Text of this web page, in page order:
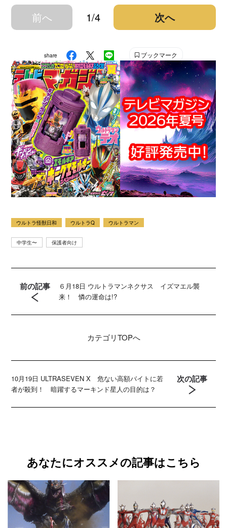
前へ 1/4 次へ
share ブックマーク
ウルトラ怪獣日和 ウルトラQ ウルトラマン
中学生〜 保護者向け
前の記事
６月18日 ウルトラマンネクサス イズマエル襲
来！ 憐の運命は!?
カテゴリTOPへ
10月19日 ULTRASEVEN X 危ない高額バイトに若
者が殺到！ 暗躍するマーキンド星人の目的は？
次の記事
あなたにオススメの記事はこちら